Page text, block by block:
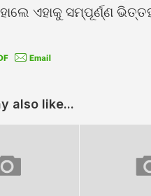
ଏହାକୁ ସମ୍ପୂର୍ଣ୍ଣ
also like...